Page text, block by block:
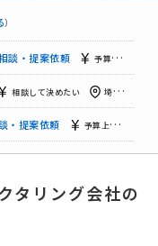
）上限なし
談・提案依頼 予算上限なし
相談して決めたい 埼玉県
・提案依頼 予算上限なし
上限なし 埼玉県
タリング会社の